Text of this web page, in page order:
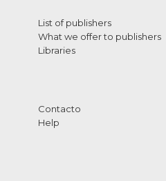
List of publishers
What we offer to publishers
Libraries
Contacto
Help